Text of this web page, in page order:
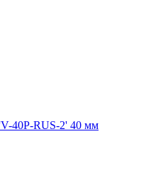
40P-RUS-2' 40 мм